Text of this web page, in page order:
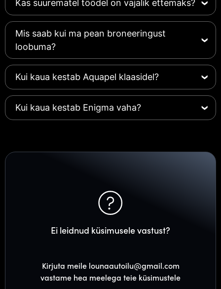
Ei leidnud küsimusele vastust?
Kirjuta meile lounaautoilu@gmail.com
vastame hea meelega teie küsimustele
Kas suurematel töödel on vajalik ettemaks?
Mis saab kui ma pean broneeringust
loobuma?
Kui kaua kestab Aquapel klaasidel?
Kui kaua kestab Enigma vaha?